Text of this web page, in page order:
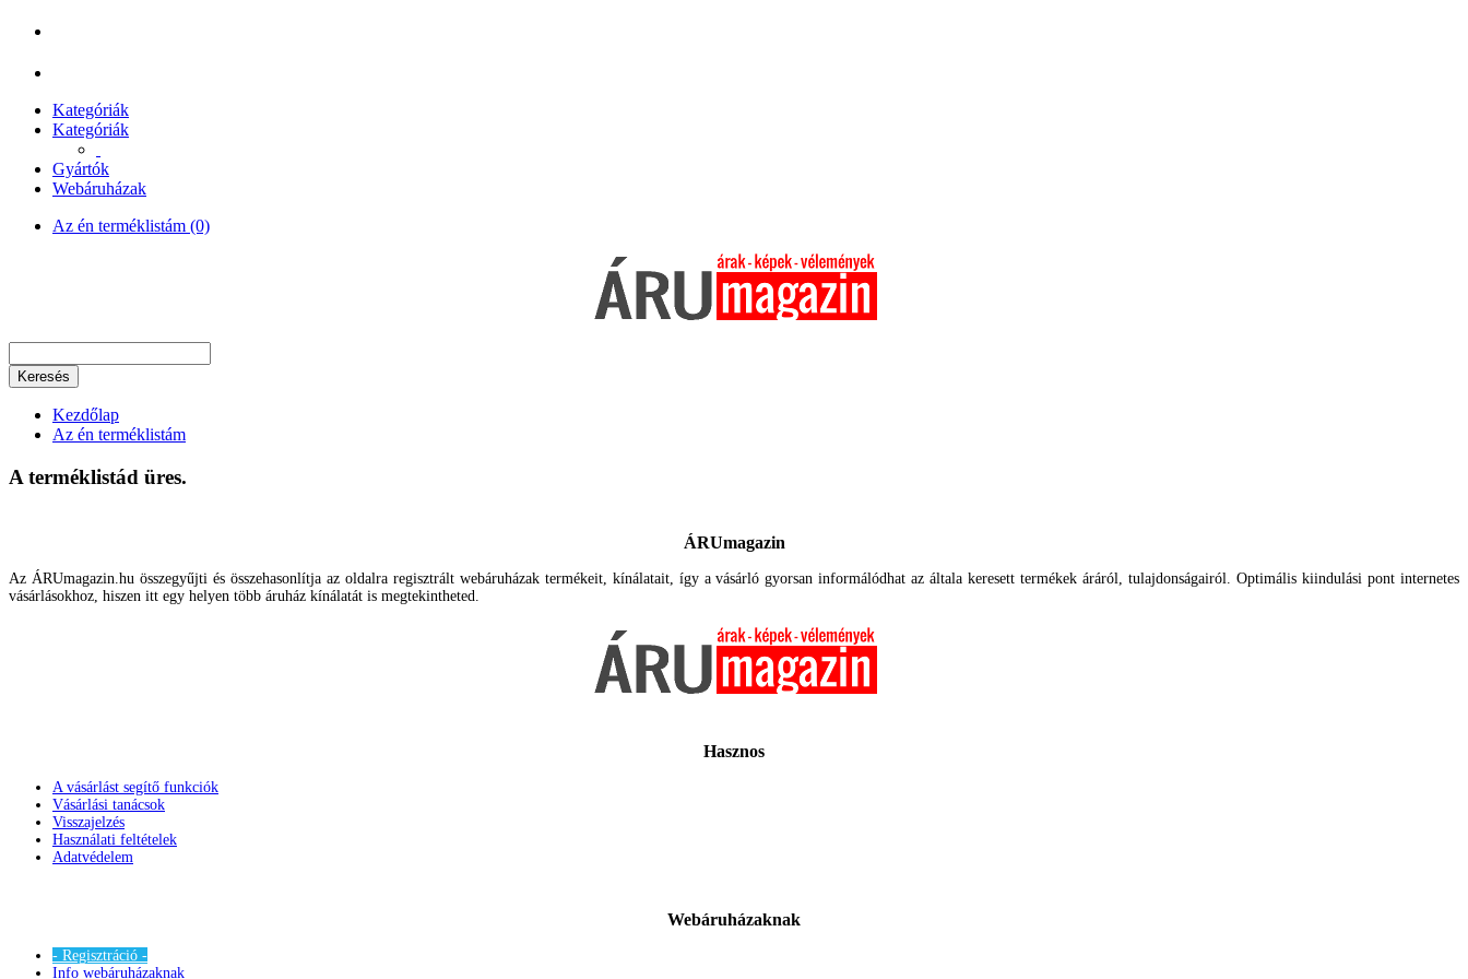
Kategóriák
Kategóriák
Gyártók
Webáruházak
Az én terméklistám (0)
Keresés
Kezdőlap
Az én terméklistám
A terméklistád üres.
ÁRUmagazin
Az ÁRUmagazin.hu összegyűjti és összehasonlítja az oldalra regisztrált webáruházak termékeit, kínálatait, így a vásárló gyorsan informálódhat az általa keresett termékek áráról, tulajdonságairól. Optimális kiindulási pont internetes
vásárlásokhoz, hiszen itt egy helyen több áruház kínálatát is megtekintheted.
Hasznos
A vásárlást segítő funkciók
Vásárlási tanácsok
Visszajelzés
Használati feltételek
Adatvédelem
Webáruházaknak
- Regisztráció -
Info webáruházaknak